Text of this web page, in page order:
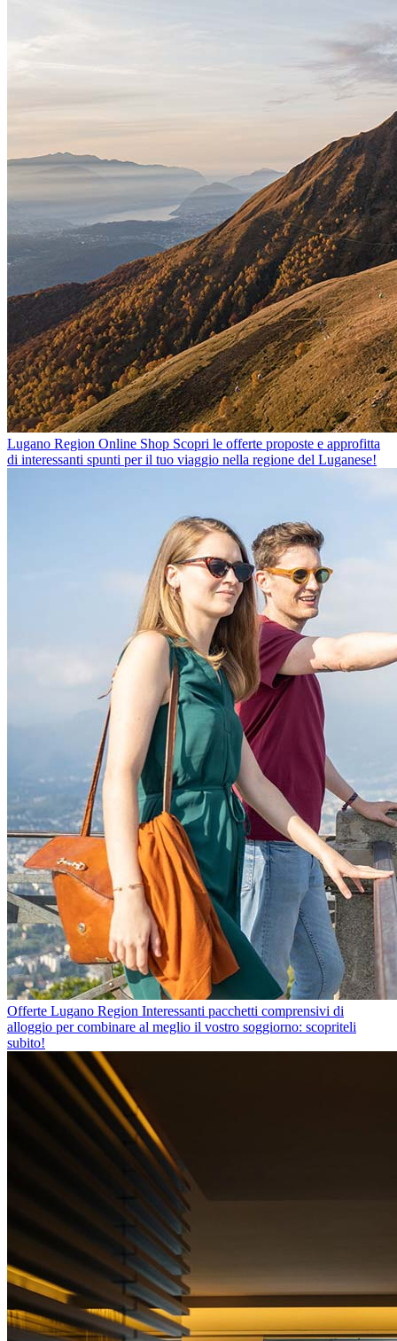
Lugano Region Online Shop Scopri le offerte proposte e approfitta
di interessanti spunti per il tuo viaggio nella regione del Luganese!
Offerte Lugano Region Interessanti pacchetti comprensivi di
alloggio per combinare al meglio il vostro soggiorno: scopriteli
subito!